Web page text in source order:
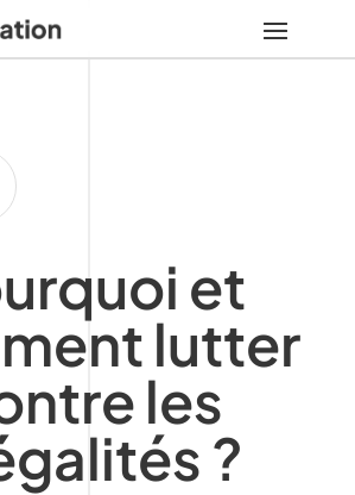
et
lutter
les
?